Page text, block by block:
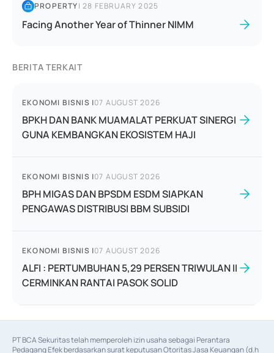
PROPERTY|28 FEBRUARY 2025
Facing Another Year of Thinner NIMM
BERITA TERKAIT
EKONOMI BISNIS |07 AUGUST 2026
BPKH DAN BANK MUAMALAT PERKUAT SINERGI
GUNA KEMBANGKAN EKOSISTEM HAJI
EKONOMI BISNIS |07 AUGUST 2026
BPH MIGAS DAN BPSDM ESDM SIAPKAN
PENGAWAS DISTRIBUSI BBM SUBSIDI
EKONOMI BISNIS |07 AUGUST 2026
ALFI : PERTUMBUHAN 5,29 PERSEN TRIWULAN II
CERMINKAN RANTAI PASOK SOLID
PT BCA Sekuritas telah memperoleh izin usaha sebagai Perantara
Pedagang Efek berdasarkan surat keputusan Otoritas Jasa Keuangan (d.h